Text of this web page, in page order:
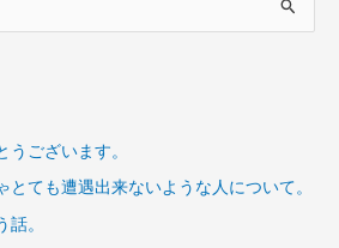
ございます。
ても遭遇出来ないような人について。
。